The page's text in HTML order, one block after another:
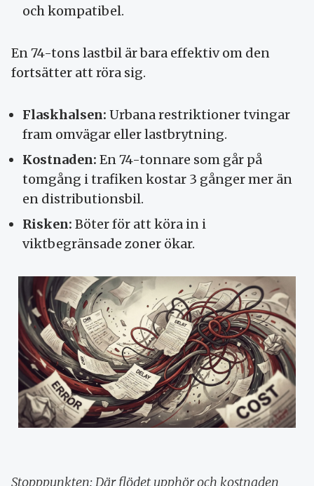
och kompatibel.
En 74-tons lastbil är bara effektiv om den
fortsätter att röra sig.
Flaskhalsen: Urbana restriktioner tvingar
fram omvägar eller lastbrytning.
Kostnaden: En 74-tonnare som går på
tomgång i trafiken kostar 3 gånger mer än
en distributionsbil.
Risken: Böter för att köra in i
viktbegränsade zoner ökar.
Stopppunkten: Där flödet upphör och kostnaden